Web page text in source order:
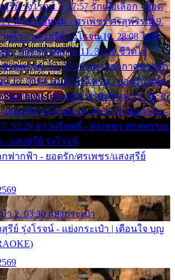
รีย์ รุ่งโรจน์ 7. 17:57 รักเผื่อเลือก - ยอด
น้ำตาไอ้หนุ่ม - ศรเพชร ศรสุพรรณ 9.
พร้า - แสงสุรีย์ รุ่งโรจน์ 10. 28:08 ไม่มี
ย - ยอดรัก สลักใจ 11. 31:29 ชีวิตไอ้
รสุพรรณ 12. 35:26 ทหารอากาศขาดรัก
น์ 13. 39:01 คนหัวใจโทรม - ยอดรัก สลัก
วังตายแน่ - ศรเพชร ศรสุพรรณ 15. 46:35
แสงสุรีย์ รุ่งโรจน์ 16. 49:57 กำนันกำใน -
52:29 สาวบริสุทธิ์ - ศรเพชร ศรสุพรรณ
- แสงสุรีย์ รุ่งโรจน์
กฟากฟ้า - ยอดรัก/ศรเพชร/แสงสุรีย์
า 2. 03:30 แย่งกระเป๋า
รีย์ รุ่งโรจน์ - แย่งกระเป๋า | เตือนใจ บุญ